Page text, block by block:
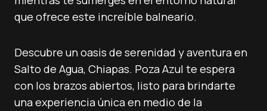
que ofrece este increíble balneario.
Descubre un oasis de serenidad y aventura en
Salto de Agua, Chiapas. Poza Azul te espera
con los brazos abiertos, listo para brindarte
una experiencia única en medio de la